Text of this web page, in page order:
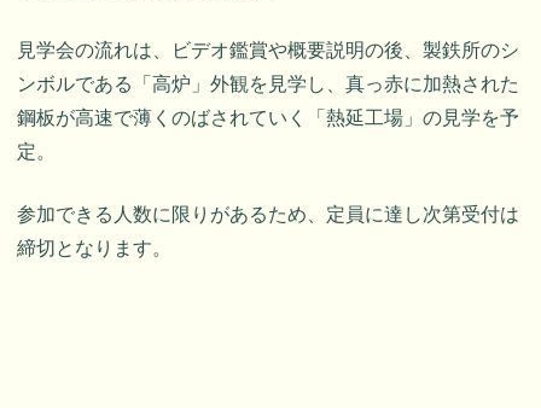
見学会の流れは、ビデオ鑑賞や概要説明の後、製鉄所のシ
ンボルである「高炉」外観を見学し、真っ赤に加熱された
鋼板が高速で薄くのばされていく「熱延工場」の見学を予
定。
参加できる人数に限りがあるため、定員に達し次第受付は
締切となります。